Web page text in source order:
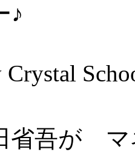
♪
Crystal
省吾が